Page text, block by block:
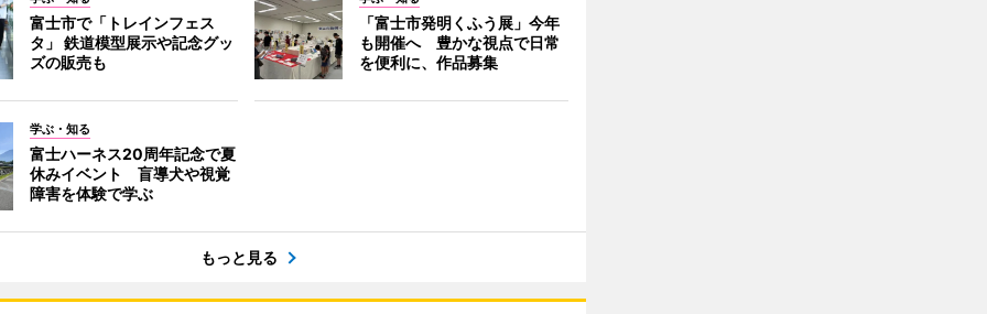
富士市で「トレインフェス
タ」 鉄道模型展示や記念グッ
ズの販売も
「富士市発明くふう展」今年
も開催へ 豊かな視点で日常
を便利に、作品募集
学ぶ・知る
富士ハーネス20周年記念で夏
休みイベント 盲導犬や視覚
障害を体験で学ぶ
もっと見る